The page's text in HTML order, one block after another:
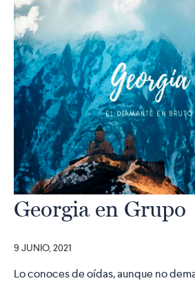
Georgia en Grupo
9 JUNIO, 2021
Lo conoces de oídas, aunque no